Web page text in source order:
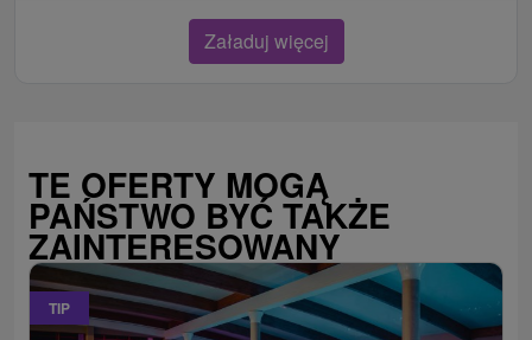
Załaduj więcej
TE OFERTY MOGĄ
PAŃSTWO BYĆ TAKŻE
ZAINTERESOWANY
TIP